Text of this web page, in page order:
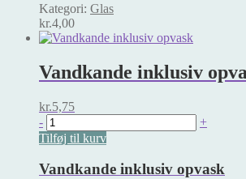
Kategori: Glas
kr.4,00
Vandkande inklusiv
kr.5,75
- Vandkande
inklusiv
opvask
antal
+
Tilføj til kurv
Vandkande inklusiv opvask